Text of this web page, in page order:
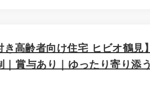
き高齢者向け住宅 ヒビオ鶴
｜賞与あり｜ゆったり寄り添